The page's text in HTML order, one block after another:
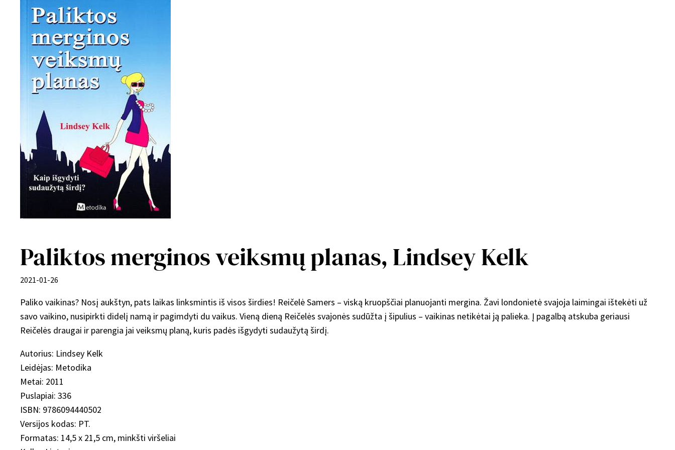
Paliktos merginos veiksmų planas, Lindsey Kelk
2021-01-26
Paliko vaikinas? Nosį aukštyn, pats laikas linksmintis iš visos širdies! Reičelė Samers – viską kruopščiai planuojanti mergina. Žavi londonietė svajoja laimingai ištekėti už
savo vaikino, nusipirkti didelį namą ir pagimdyti du vaikus. Vieną dieną Reičelės svajonės sudūžta į šipulius – vaikinas netikėtai ją palieka. Į pagalbą atskuba geriausi
Reičelės draugai ir parengia jai veiksmų planą, kuris padės išgydyti sudaužytą širdį.
Autorius: Lindsey Kelk
Leidėjas: Metodika
Metai: 2011
Puslapiai: 336
ISBN: 9786094440502
Versijos kodas: PT.
Formatas: 14,5 x 21,5 cm, minkšti viršeliai